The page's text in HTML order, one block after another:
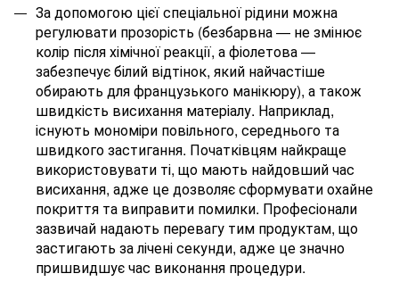
За допомогою цієї спеціальної рідини можна
регулювати прозорість (безбарвна — не змінює
колір після хімічної реакції, а фіолетова —
забезпечує білий відтінок, який найчастіше
обирають для французького манікюру), а також
швидкість висихання матеріалу. Наприклад,
існують мономіри повільного, середнього та
швидкого застигання. Початківцям найкраще
використовувати ті, що мають найдовший час
висихання, адже це дозволяє сформувати охайне
покриття та виправити помилки. Професіонали
зазвичай надають перевагу тим продуктам, що
застигають за лічені секунди, адже це значно
пришвидшує час виконання процедури.